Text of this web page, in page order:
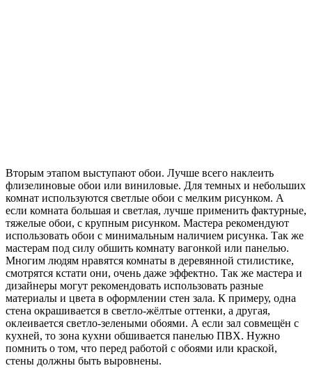
Вторым этапом выступают обои. Лучше всего наклеить
флизелиновые обои или виниловые. Для темных и небольших
комнат используются светлые обои с мелким рисунком. А
если комната большая и светлая, лучше применить фактурные,
тяжелые обои, с крупным рисунком. Мастера рекомендуют
использовать обои с минимальным наличием рисунка. Так же
мастерам под силу обшить комнату вагонкой или панелью.
Многим людям нравятся комнаты в деревянной стилистике,
смотрятся кстати они, очень даже эффектно. Так же мастера и
дизайнеры могут рекомендовать использовать разные
материалы и цвета в оформлении стен зала. К примеру, одна
стена окрашивается в светло-жёлтые оттенки, а другая,
оклеивается светло-зелеными обоями. А если зал совмещён с
кухней, то зона кухни обшивается панелью ПВХ. Нужно
помнить о том, что перед работой с обоями или краской,
стены должны быть выровнены.